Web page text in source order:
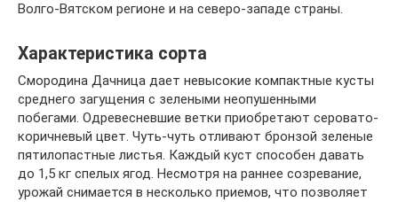
Волго-Вятском регионе и на северо-западе страны.
Характеристика сорта
Смородина Дачница дает невысокие компактные кусты
среднего загущения с зелеными неопушенными
побегами. Одревесневшие ветки приобретают серовато-
коричневый цвет. Чуть-чуть отливают бронзой зеленые
пятилопастные листья. Каждый куст способен давать
до 1,5 кг спелых ягод. Несмотря на раннее созревание,
урожай снимается в несколько приемов, что позволяет